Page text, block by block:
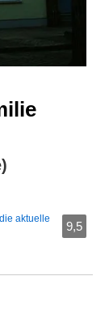
aktuelle
9,5